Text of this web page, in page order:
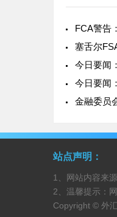
FCA警告
塞舌尔
金融委员
站点声明：
1、网站内容来
2、温馨提示：
Copyright © 外